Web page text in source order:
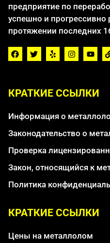
предприятие по
успешно и
протяжении последних
КРАТКИЕ ССЫЛКИ
Информация о
Законодательство о
Проверка
Закон, относящийся к
Политика
КРАТКИЕ ССЫЛКИ
Цены на металлолом